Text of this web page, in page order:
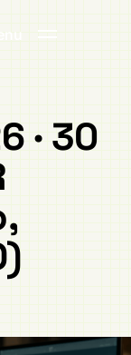
· 30